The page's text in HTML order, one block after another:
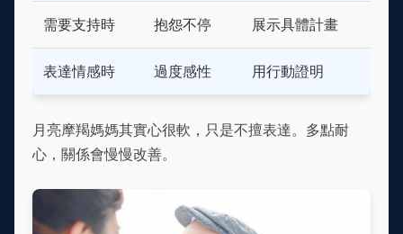
需要支持時 抱怨不停 展示具體計畫
表達情感時 過度感性 用行動證明
月亮摩羯媽媽其實心很軟，只是不擅表達。多點耐
心，關係會慢慢改善。